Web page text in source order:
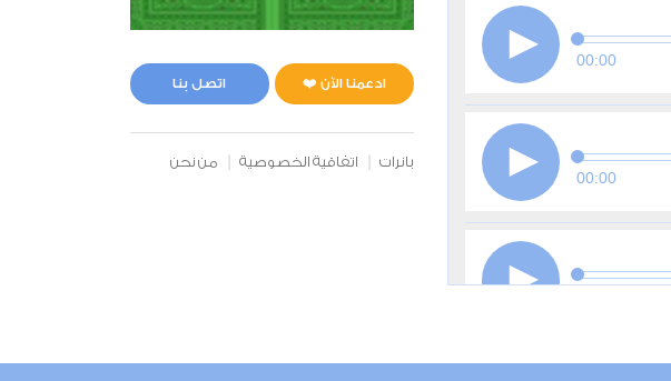
00:00
00:00
ادعمنا الآن ❤️ اتصل بنا
بانرات اتفاقية الخصوصية من نحن